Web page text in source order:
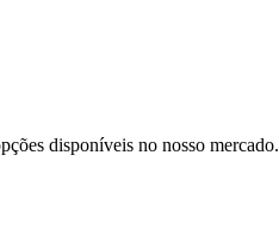
disponíveis no nosso mercado.